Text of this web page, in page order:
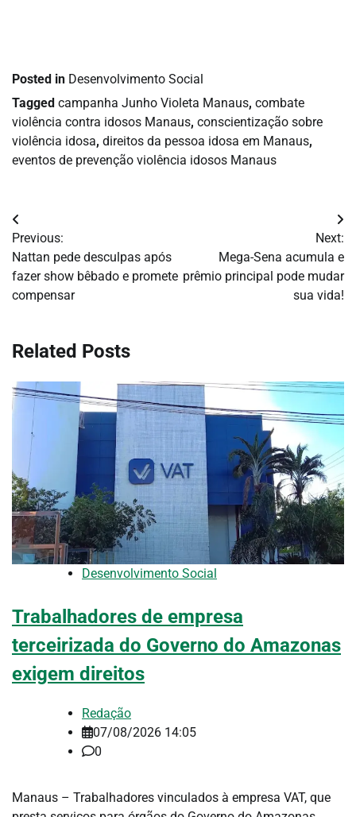
Posted in Desenvolvimento Social
Tagged campanha Junho Violeta Manaus, combate
violência contra idosos Manaus, conscientização sobre
violência idosa, direitos da pessoa idosa em Manaus,
eventos de prevenção violência idosos Manaus
Navegação
de
Post
Previous:
Nattan pede desculpas após
fazer show bêbado e promete
compensar
Next:
Mega-Sena acumula e
prêmio principal pode mudar
sua vida!
Related Posts
Desenvolvimento Social
Trabalhadores de empresa
terceirizada do Governo do Amazonas
exigem direitos
Redação
07/08/2026 14:05
0
Manaus – Trabalhadores vinculados à empresa VAT, que